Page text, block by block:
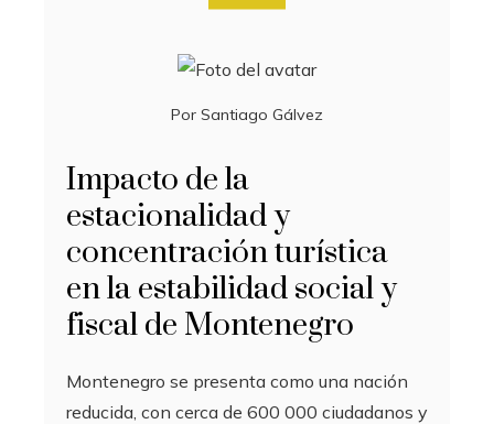
Por Santiago Gálvez
Impacto de la
estacionalidad y
concentración turística
en la estabilidad social y
fiscal de Montenegro
Montenegro se presenta como una nación
reducida, con cerca de 600 000 ciudadanos y